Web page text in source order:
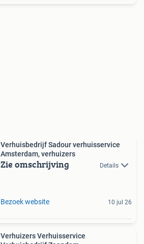
Verhuisbedrijf Sadour verhuisservice
Amsterdam, verhuizers
Zie omschrijving Details
Bezoek website 10 jul 26
Verhuizers Verhuisservice